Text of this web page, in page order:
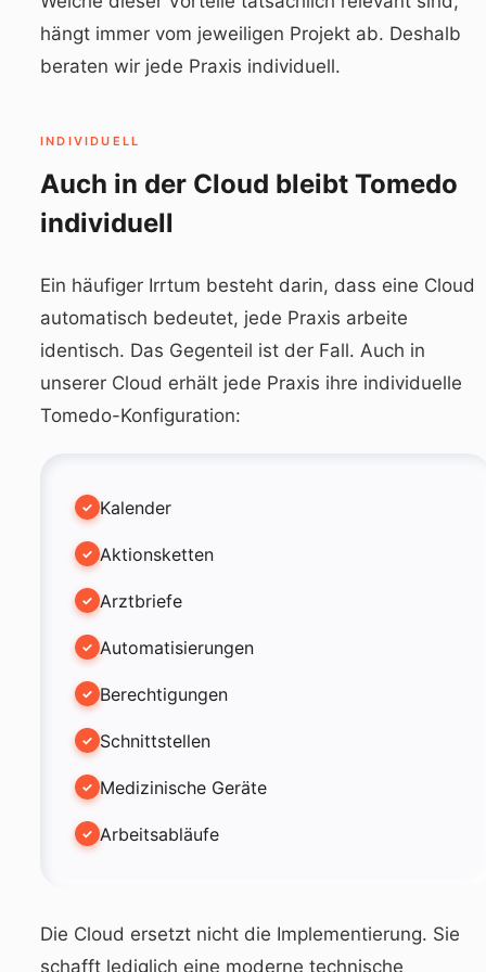
hängt immer vom jeweiligen Projekt ab. Deshalb
beraten wir jede Praxis individuell.
INDIVIDUELL
Auch in der Cloud bleibt Tomedo
individuell
Ein häufiger Irrtum besteht darin, dass eine Cloud
automatisch bedeutet, jede Praxis arbeite
identisch. Das Gegenteil ist der Fall. Auch in
unserer Cloud erhält jede Praxis ihre individuelle
Tomedo-Konfiguration:
Kalender
Aktionsketten
Arztbriefe
Automatisierungen
Berechtigungen
Schnittstellen
Medizinische Geräte
Arbeitsabläufe
Die Cloud ersetzt nicht die Implementierung. Sie
schafft lediglich eine moderne technische